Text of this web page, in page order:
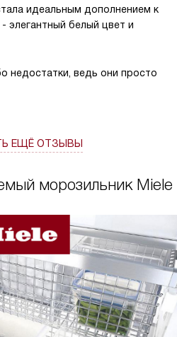
идеальным дополнением к
элегантный белый цвет и
недостатки, ведь они просто
ЕЩЁ ОТЗЫВЫ
морозильник Miele